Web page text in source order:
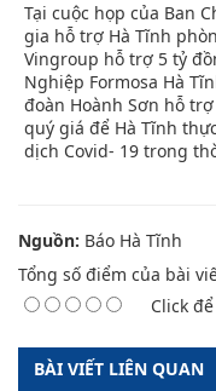
Tại cuộc họp của Ban
gia hỗ trợ Hà Tĩnh
Vingroup hỗ trợ 5 tỷ
Nghiệp Formosa Hà
đoàn Hoành Sơn hỗ
quý giá để Hà Tĩnh
dịch Covid- 19 trong
Nguồn: Báo Hà Tĩnh
Tổng số điểm của bài
Click
BÀI VIẾT LIÊN QUAN